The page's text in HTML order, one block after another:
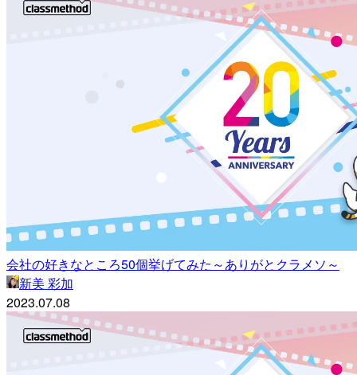
会社の好きなところ50個挙げてみた～ありがとクラメソ～
新美 彩加
2023.07.08